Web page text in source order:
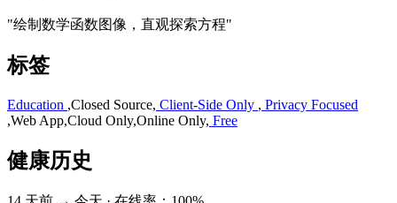
"绘制数学函数图像，直观探索方程"
标签
Education ,Closed Source, Client-Side Only , Privacy Focused
,Web App,Cloud Only,Online Only, Free
健康历史